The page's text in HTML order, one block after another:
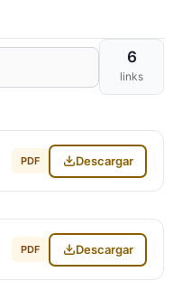
6
links
PDF Descargar
PDF Descargar